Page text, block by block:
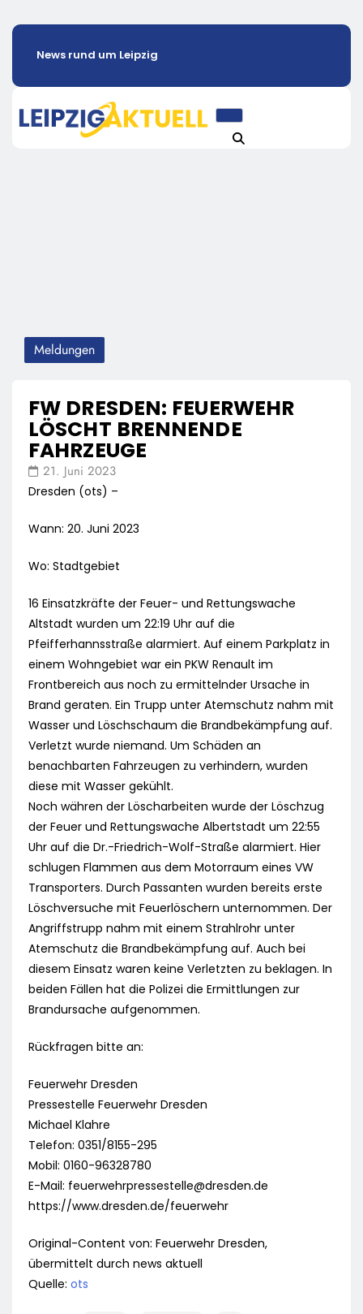
News rund um Leipzig
Meldungen
FW DRESDEN: FEUERWEHR
LÖSCHT BRENNENDE
FAHRZEUGE
21. Juni 2023
Dresden (ots) –
Wann: 20. Juni 2023
Wo: Stadtgebiet
16 Einsatzkräfte der Feuer- und Rettungswache
Altstadt wurden um 22:19 Uhr auf die
Pfeifferhannsstraße alarmiert. Auf einem Parkplatz in
einem Wohngebiet war ein PKW Renault im
Frontbereich aus noch zu ermittelnder Ursache in
Brand geraten. Ein Trupp unter Atemschutz nahm mit
Wasser und Löschschaum die Brandbekämpfung auf.
Verletzt wurde niemand. Um Schäden an
benachbarten Fahrzeugen zu verhindern, wurden
diese mit Wasser gekühlt.
Noch währen der Löscharbeiten wurde der Löschzug
der Feuer und Rettungswache Albertstadt um 22:55
Uhr auf die Dr.-Friedrich-Wolf-Straße alarmiert. Hier
schlugen Flammen aus dem Motorraum eines VW
Transporters. Durch Passanten wurden bereits erste
Löschversuche mit Feuerlöschern unternommen. Der
Angriffstrupp nahm mit einem Strahlrohr unter
Atemschutz die Brandbekämpfung auf. Auch bei
diesem Einsatz waren keine Verletzten zu beklagen. In
beiden Fällen hat die Polizei die Ermittlungen zur
Brandursache aufgenommen.
Rückfragen bitte an:
Feuerwehr Dresden
Pressestelle Feuerwehr Dresden
Michael Klahre
Telefon: 0351/8155-295
Mobil: 0160-96328780
E-Mail: feuerwehrpressestelle@dresden.de
https://www.dresden.de/feuerwehr
Original-Content von: Feuerwehr Dresden,
übermittelt durch news aktuell
Quelle: ots